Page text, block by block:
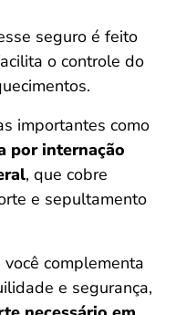
seguro é feito
o controle do
importantes como
por internação
, que cobre
e sepultamento
complementa
e segurança,